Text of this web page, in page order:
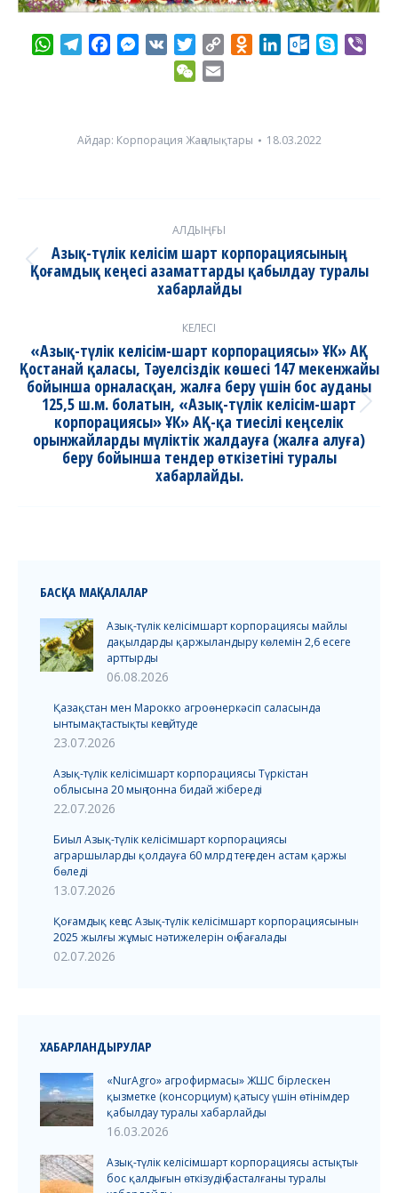
WhatsApp
TelegramFacebookMessenger
VK Twitter
Copy
Odnoklassniki
LinkedInOutlook.com
Skype
WeChat
Айдар: Корпорация Жаңалықтары 18.03.2022
navigation
АЛДЫҢҒЫ
Previous
post:
Азық-түлік келісім шарт корпорациясының
Қоғамдық кеңесі азаматтарды қабылдау туралы
хабарлайды
КЕЛЕСІ
Next
post:
«Азық-түлік келісім-шарт корпорациясы» ҰК» АҚ
Қостанай қаласы, Тәуелсіздік көшесі 147 мекенжайы
бойынша орналасқан, жалға беру үшін бос ауданы
125,5 ш.м. болатын, «Азық-түлік келісім-шарт
корпорациясы» ҰК» АҚ-қа тиесілі кеңселік
орынжайларды мүліктік жалдауға (жалға алуға)
беру бойынша тендер өткізетіні туралы
хабарлайды.
БАСҚА МАҚАЛАЛАР
Азық-түлік келісімшарт корпорациясы майлы
дақылдарды қаржыландыру көлемін 2,6 есеге
арттырды
06.08.2026
Қазақстан мен Марокко агроөнеркәсіп саласында
ынтымақтастықты кеңейтуде
23.07.2026
Азық-түлік келісімшарт корпорациясы Түркістан
облысына 20 мың тонна бидай жібереді
22.07.2026
Биыл Азық-түлік келісімшарт корпорациясы
аграршыларды қолдауға 60 млрд теңгеден астам қаржы
бөледі
13.07.2026
Қоғамдық кеңес Азық-түлік келісімшарт корпорациясының
2025 жылғы жұмыс нәтижелерін оң бағалады
02.07.2026
ХАБАРЛАНДЫРУЛАР
«NurAgro» агрофирмасы» ЖШС бірлескен
қызметке (консорциум) қатысу үшін өтінімдер
қабылдау туралы хабарлайды
16.03.2026
Азық-түлік келісімшарт корпорациясы астықтың
бос қалдығын өткізудің басталғаны туралы